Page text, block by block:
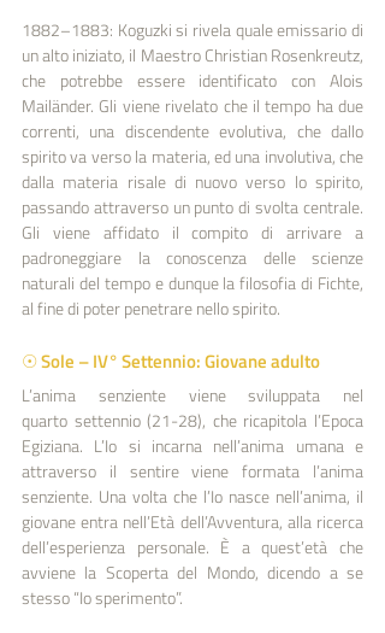
1882–1883: Koguzki si rivela quale emissario di
un alto iniziato, il Maestro Christian Rosenkreutz,
che potrebbe essere identificato con Alois
Mailänder. Gli viene rivelato che il tempo ha due
correnti, una discendente evolutiva, che dallo
spirito va verso la materia, ed una involutiva, che
dalla materia risale di nuovo verso lo spirito,
passando attraverso un punto di svolta centrale.
Gli viene affidato il compito di arrivare a
padroneggiare la conoscenza delle scienze
naturali del tempo e dunque la filosofia di Fichte,
al fine di poter penetrare nello spirito.
☉ Sole – IV° Settennio: Giovane adulto
L’anima senziente viene sviluppata nel
quarto settennio (21-28), che ricapitola l’Epoca
Egiziana. L’Io si incarna nell’anima umana e
attraverso il sentire viene formata l’anima
senziente. Una volta che l’Io nasce nell’anima, il
giovane entra nell’Età dell’Avventura, alla ricerca
dell’esperienza personale. È a quest’età che
avviene la Scoperta del Mondo, dicendo a se
stesso “Io sperimento”.